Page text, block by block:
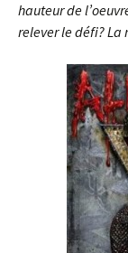
hauteur de
relever le défi?